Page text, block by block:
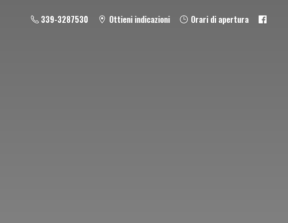
339-3287530 Ottieni indicazioni Orari di apertura